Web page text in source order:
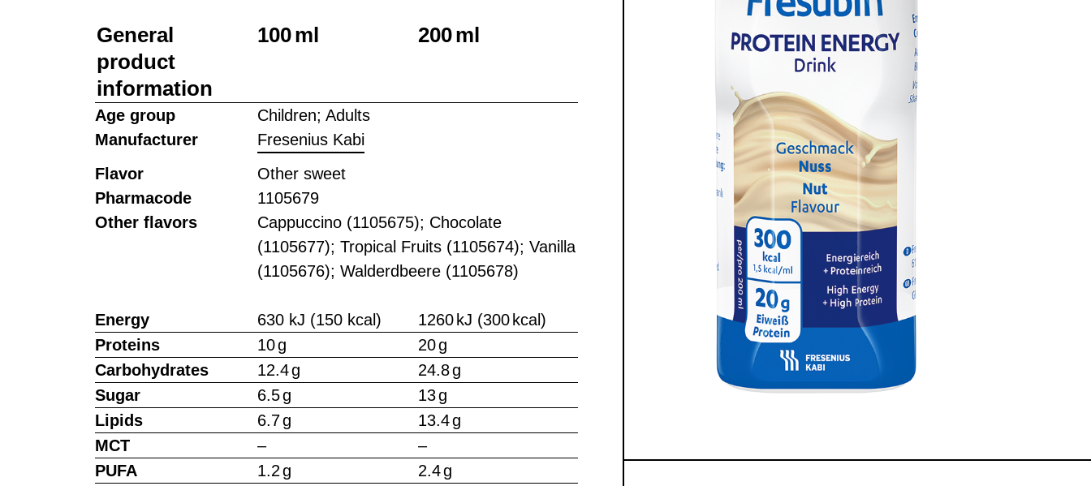
General
product
information
100 ml 200 ml
Age group
Children; Adults
Manufacturer
Fresenius Kabi
Flavor
Other sweet
Pharmacode
1105679
Other flavors
Cappuccino (1105675); Chocolate
(1105677); Tropical Fruits (1105674); Vanilla
(1105676); Walderdbeere (1105678)
Energy 630 kJ (150 kcal)
1260 kJ (300 kcal)
Proteins
10 g
20 g
Carbohydrates
12.4 g
24.8 g
Sugar
6.5 g
13 g
Lipids
6.7 g
13.4 g
MCT
–
–
PUFA
1.2 g
2.4 g